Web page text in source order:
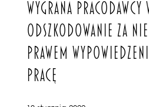
WYGRANA PRACODAWCY
ODSZKODOWANIE ZA
PRAWEM
PRACĘ